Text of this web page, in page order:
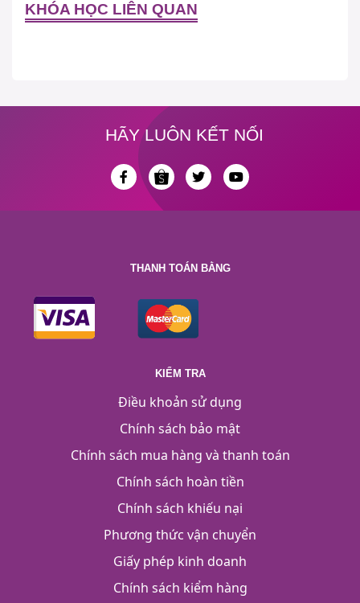
KHÓA HỌC LIÊN QUAN
HÃY LUÔN KẾT NỐI
THANH TOÁN BẰNG
KIỂM TRA
Điều khoản sử dụng
Chính sách bảo mật
Chính sách mua hàng và thanh toán
Chính sách hoàn tiền
Chính sách khiếu nại
Phương thức vận chuyển
Giấy phép kinh doanh
Chính sách kiểm hàng